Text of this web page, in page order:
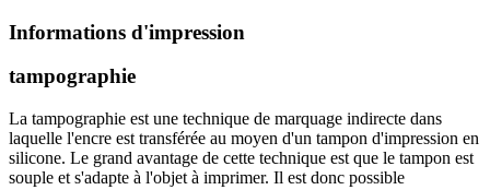
Informations d'impression
tampographie
La tampographie est une technique de marquage indirecte dans
laquelle l'encre est transférée au moyen d'un tampon d'impression en
silicone. Le grand avantage de cette technique est que le tampon est
souple et s'adapte à l'objet à imprimer. Il est donc possible